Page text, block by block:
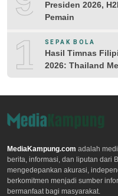
Presiden 2026,
Pemain
10SEPAK BOLA
Hasil Timnas
2026: Thailand
MediaKampung.com adalah
berita, informasi, dan liputan dari
mengedepankan akurasi,
berkomitmen menjadi sumber
bermanfaat bagi masyarakat.